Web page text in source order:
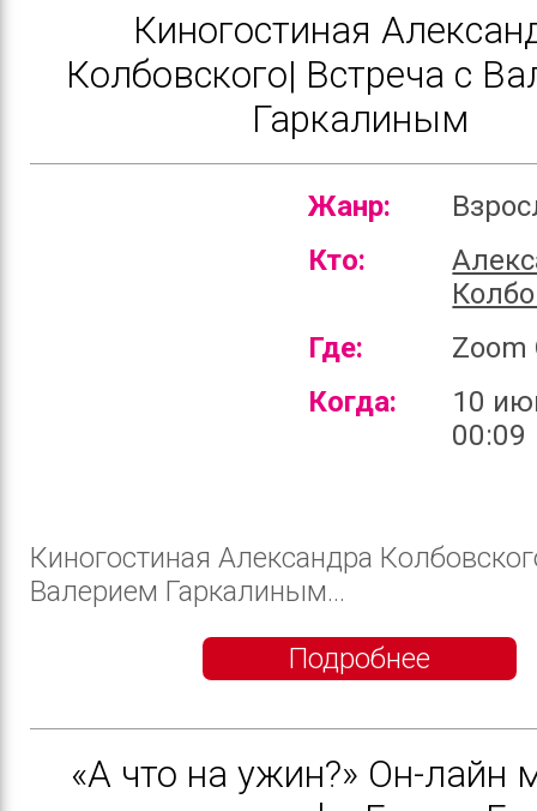
Киногостиная
Колбовского| Встреча с
Гаркалиным
Жанр:
Кто:
Где:
Zoom
Когда:
10
00:09
Киногостиная Александра
Валерием Гаркалиным...
Подробнее
«А что на ужин?» Он-лайн